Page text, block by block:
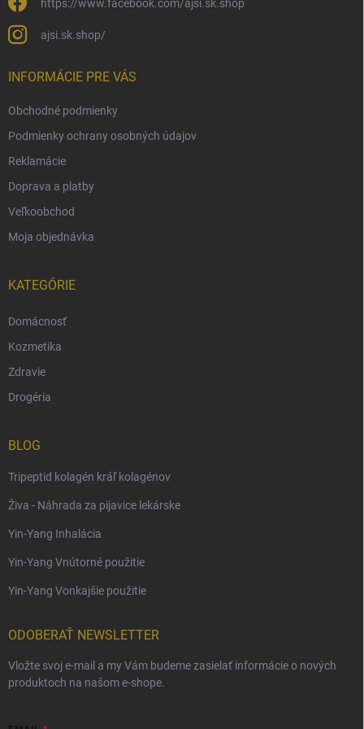
https://www.facebook.com/ajsi.sk.shop
ajsi.sk.shop/
INFORMÁCIE PRE VÁS
Obchodné podmienky
Podmienky ochrany osobných údajov
Reklamácie
Doprava a platby
Veľkoobchod
Moja objednávka
KATEGÓRIE
Domácnosť
Kozmetika
Zdravie
Drogéria
BLOG
Tripeptid kolagén kráľ kolagénov
Živa - Náhrada za pijavice lekárske
Yin-Yang Inhalácia
Yin-Yang Vnútorné použitie
Yin-Yang Vonkajšie použitie
ODOBERAŤ NEWSLETTER
Vložte svoj e-mail a my Vám budeme zasielať informácie o nových
produktoch na našom e-shope.